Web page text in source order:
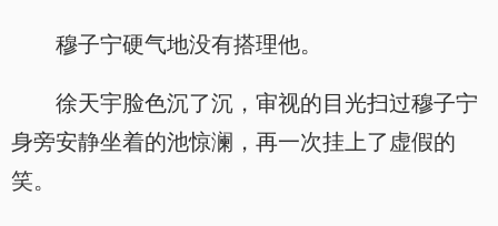
穆子宁硬气地没有搭理他。
徐天宇脸色沉了沉，审视的目光扫过穆子宁
身旁安静坐着的池惊澜，再一次挂上了虚假的
笑。